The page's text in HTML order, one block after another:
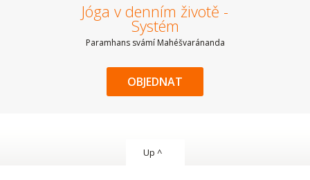
Jóga v denním životě -
Systém
Paramhans svámí Mahéšvaránanda
OBJEDNAT
Up ^